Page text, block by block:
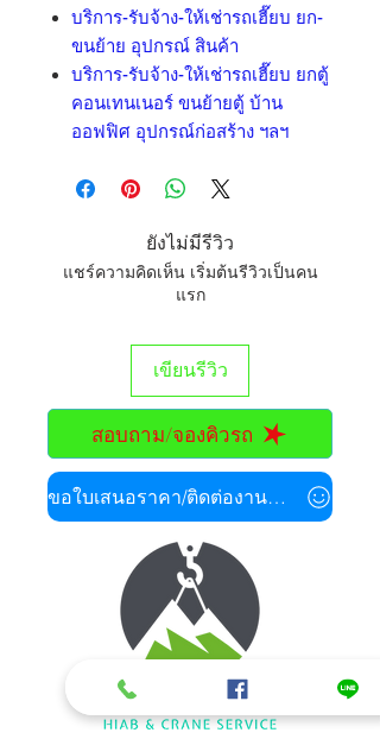
บริการ-รับจ้าง-ให้เช่ารถเฮี๊ยบ ยก-
ขนย้าย อุปกรณ์ สินค้า
บริการ-รับจ้าง-ให้เช่ารถเฮี๊ยบ ยกตู้
คอนเทนเนอร์ ขนย้ายตู้ บ้าน
ออฟฟิศ อุปกรณ์ก่อสร้าง ฯลฯ
ยังไม่มีรีวิว
แชร์ความคิดเห็น เริ่มต้นรีวิวเป็นคน
แรก
เขียนรีวิว
สอบถาม/จองคิวรถ
ขอใบเสนอราคา/ติดต่องานด่วน